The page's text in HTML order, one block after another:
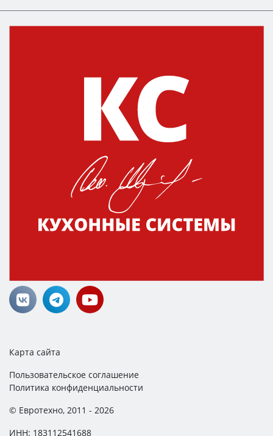
Карта сайта
Пользовательское соглашение
Политика конфиденциальности
© Евротехно, 2011 - 2026
ИНН: 183112541688